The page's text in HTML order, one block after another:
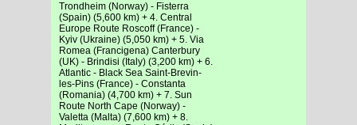
Trondheim (Norway) - Fisterra
(Spain) (5,600 km) + 4. Central
Europe Route Roscoff (France) -
Kyiv (Ukraine) (5,050 km) + 5. Via
Romea (Francigena) Canterbury
(UK) - Brindisi (Italy) (3,200 km) + 6.
Atlantic - Black Sea Saint-Brevin-
les-Pins (France) - Constanta
(Romania) (4,700 km) + 7. Sun
Route North Cape (Norway) -
Valetta (Malta) (7,600 km) + 8.